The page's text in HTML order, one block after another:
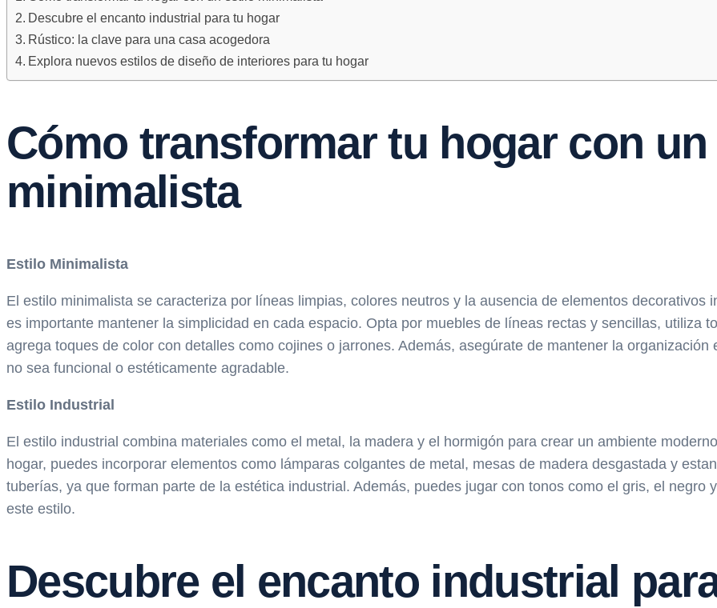
Descubre el encanto industrial para tu hogar
Rústico: la clave para una casa acogedora
Explora nuevos estilos de diseño de interiores para tu hogar
Cómo transformar tu hogar con
minimalista
Estilo Minimalista
El estilo minimalista se caracteriza por líneas limpias, colores neutros y la ausencia de elementos decorativos
es importante mantener la simplicidad en cada espacio. Opta por muebles de líneas rectas y sencillas, utiliza
agrega toques de color con detalles como cojines o jarrones. Además, asegúrate de mantener la
no sea funcional o estéticamente agradable.
Estilo Industrial
El estilo industrial combina materiales como el metal, la madera y el hormigón para crear un ambiente
hogar, puedes incorporar elementos como lámparas colgantes de metal, mesas de madera desgastada y
tuberías, ya que forman parte de la estética industrial. Además, puedes jugar con tonos como el gris, el
este estilo.
Descubre el encanto industrial